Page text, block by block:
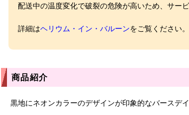
配送中の温度変化で破裂の危険が高いため、サー
詳細はヘリウム・イン・バルーンをご覧ください。
商品紹介
黒地にネオンカラーのデザインが印象的なバースデイ